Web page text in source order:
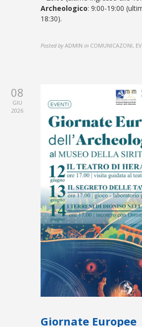
Archeologico: 9:00-19:00
18:30).
Posted by ADMIN in COMUNICAZONI,
08
GIU
2026
Giornate Europee